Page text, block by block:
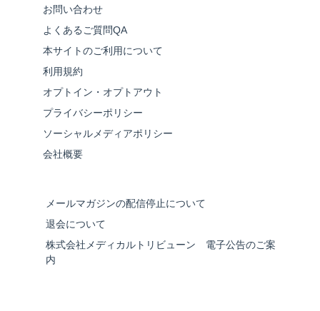
お問い合わせ
よくあるご質問QA
本サイトのご利用について
利用規約
オプトイン・オプトアウト
プライバシーポリシー
ソーシャルメディアポリシー
会社概要
メールマガジンの配信停止について
退会について
株式会社メディカルトリビューン 電子公告のご案
内